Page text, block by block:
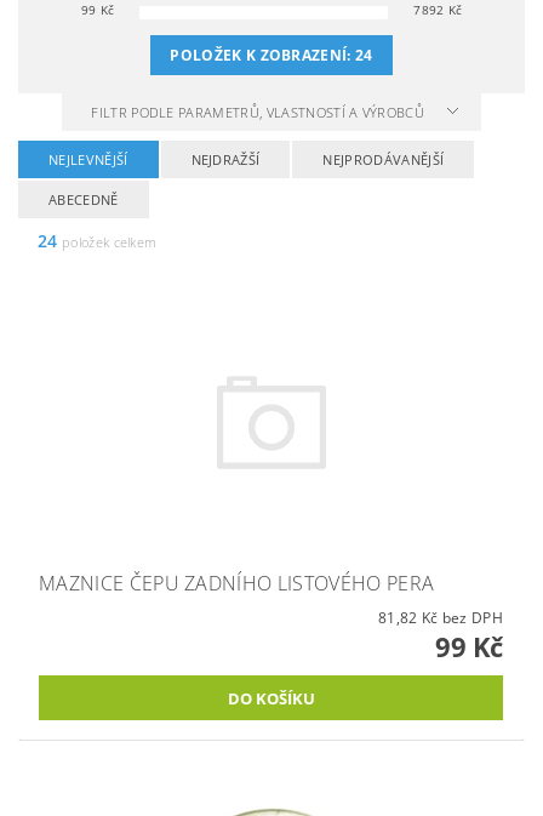
99 Kč 7892 Kč
POLOŽEK K ZOBRAZENÍ:24
FILTR PODLE PARAMETRŮ, VLASTNOSTÍ A VÝROBCŮ
NEJLEVNĚJŠÍ NEJDRAŽŠÍ NEJPRODÁVANĚJŠÍ
ABECEDNĚ
24 položek celkem
MAZNICE ČEPU ZADNÍHO LISTOVÉHO PERA
81,82 Kč bez DPH
99 Kč